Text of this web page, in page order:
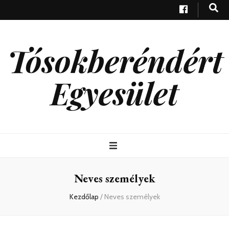
Tósokberéndért
Egyesület
Neves személyek
Kezdőlap / Neves személyek